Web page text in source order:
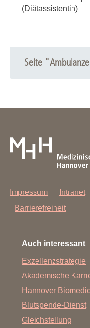
(Diätassistentin)
Seite
Impressum Intranet
Barrierefreiheit
Auch interessant
Exzellenzstrategie
Akademische
Hannover
Blutspende-Dienst
Gleichstellung